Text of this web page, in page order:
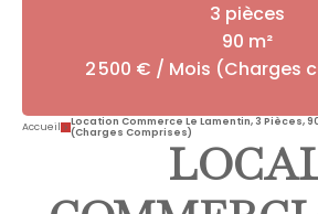
3 pièces
90 m²
2 500 € / Mois (Charges
Accueil
Location Commerce Le Lamentin, 3 Pièces,
(Charges Comprises)